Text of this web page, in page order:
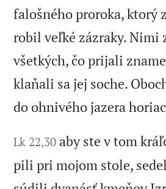
falošného proroka, ktorý
robil veľké zázraky. Nimi
všetkých, čo prijali
klaňali sa jej soche.
do ohnivého jazera
Lk 22,30 aby ste v tom
pili pri mojom stole,